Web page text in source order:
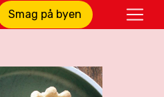
Smag på byen